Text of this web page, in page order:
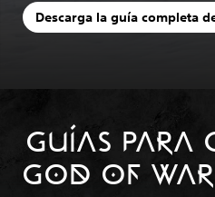
Descarga la guía completa
GUÍAS PARA
GOD OF